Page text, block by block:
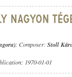
; Composer: Stoll
1970-01-01